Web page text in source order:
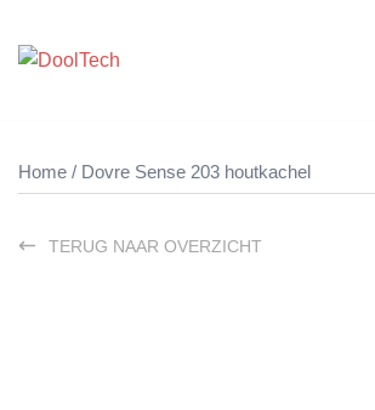
naar
Home / Dovre Sense 203 houtkachel
TERUG NAAR OVERZICHT